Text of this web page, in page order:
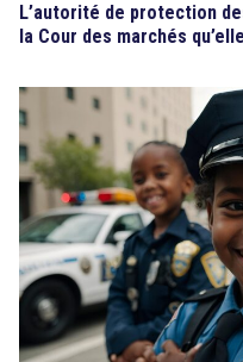
L’autorité de protection
la Cour des marchés
search